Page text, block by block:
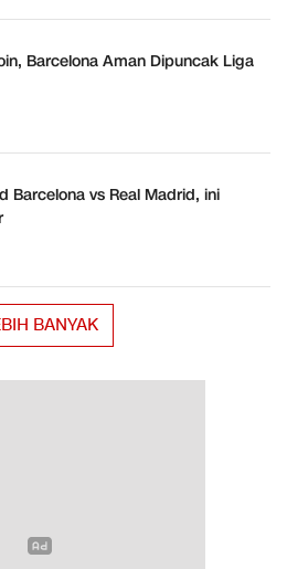
Barcelona Aman Dipuncak Liga
Barcelona vs Real Madrid, ini
BANYAK